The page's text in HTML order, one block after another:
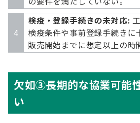
検疫・登録手続きの未対応:
検疫条件や事前登録手続きに
販売開始までに想定以上の時
欠如③長期的な協業可能
い